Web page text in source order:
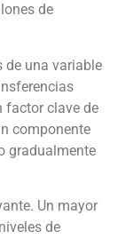
de
de una variable
factor clave de
componente
gradualmente
Un mayor
de